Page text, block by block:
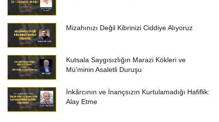
Mizahınızı Değil Kibrinizi Ciddiye Alıyoruz
Kutsala Saygısızlığın Marazi Kökleri ve
Mü’minin Asaletli Duruşu
İnkârcının ve İnançsızın Kurtulamadığı Hafiflik:
Alay Etme